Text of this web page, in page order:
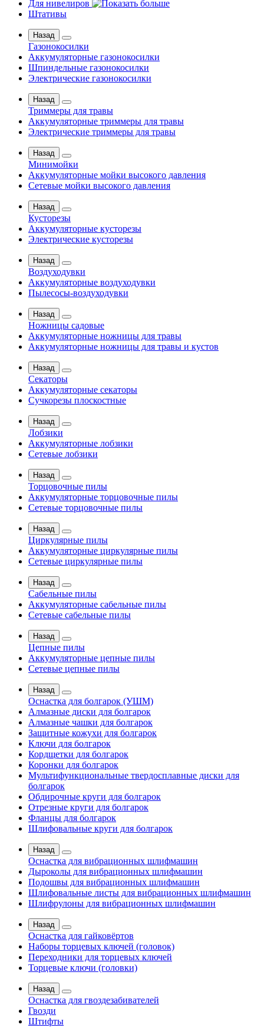
Для нивелиров
Штативы
Назад
Газонокосилки
Аккумуляторные газонокосилки
Шпиндельные газонокосилки
Электрические газонокосилки
Назад
Триммеры для травы
Аккумуляторные триммеры для травы
Электрические триммеры для травы
Назад
Минимойки
Аккумуляторные мойки высокого давления
Сетевые мойки высокого давления
Назад
Кусторезы
Аккумуляторные кусторезы
Электрические кусторезы
Назад
Воздуходувки
Аккумуляторные воздуходувки
Пылесосы-воздуходувки
Назад
Ножницы садовые
Аккумуляторные ножницы для травы
Аккумуляторные ножницы для травы и кустов
Назад
Секаторы
Аккумуляторные секаторы
Сучкорезы плоскостные
Назад
Лобзики
Аккумуляторные лобзики
Сетевые лобзики
Назад
Торцовочные пилы
Аккумуляторные торцовочные пилы
Сетевые торцовочные пилы
Назад
Циркулярные пилы
Аккумуляторные циркулярные пилы
Сетевые циркулярные пилы
Назад
Сабельные пилы
Аккумуляторные сабельные пилы
Сетевые сабельные пилы
Назад
Цепные пилы
Аккумуляторные цепные пилы
Сетевые цепные пилы
Назад
Оснастка для болгарок (УШМ)
Алмазные диски для болгарок
Алмазные чашки для болгарок
Защитные кожухи для болгарок
Ключи для болгарок
Кордщетки для болгарок
Коронки для болгарок
Мультифункциональные твердосплавные диски для
болгарок
Обдирочные круги для болгарок
Отрезные круги для болгарок
Фланцы для болгарок
Шлифовальные круги для болгарок
Назад
Оснастка для вибрационных шлифмашин
Дыроколы для вибрационных шлифмашин
Подошвы для вибрационных шлифмашин
Шлифовальные листы для вибрационных шлифмашин
Шлифрулоны для вибрационных шлифмашин
Назад
Оснастка для гайковёртов
Наборы торцевых ключей (головок)
Переходники для торцевых ключей
Торцевые ключи (головки)
Назад
Оснастка для гвоздезабивателей
Гвозди
Штифты